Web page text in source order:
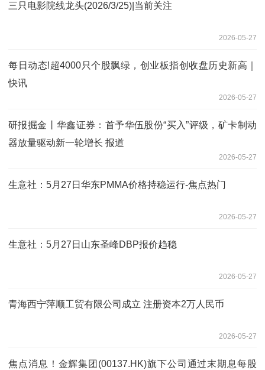
三只电影院线龙头(2026/3/25)|当前关注
2026-05-27
每日动态!超4000只个股飘绿，创业板指创收盘历史新高｜
快讯
2026-05-27
研报掘金丨华鑫证券：首予华伍股份“买入”评级，矿卡制动
器放量驱动新一轮增长 报道
2026-05-27
生意社：5月27日华东PMMA价格持稳运行-焦点热门
2026-05-27
生意社：5月27日山东圣峰DBP报价趋稳
2026-05-27
青海西宁萍顺工贸有限公司成立 注册资本2万人民币
2026-05-27
焦点消息！金辉集团(00137.HK)旗下公司通过末期息每股